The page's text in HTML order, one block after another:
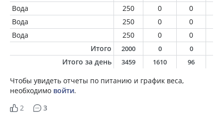
Вода
250 0 0
Вода
250 0 0
Вода
250 0 0
Итого
2000 0 0
Итого за день 3459 1610 96
Чтобы увидеть отчеты по питанию и график веса,
необходимо войти.
2
3